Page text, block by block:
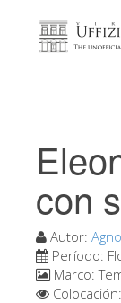
con
Autor:
Período:
Marco: